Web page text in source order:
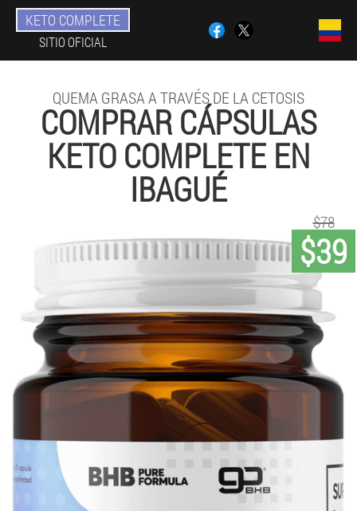
KETO COMPLETE
SITIO OFICIAL
QUEMA GRASA A TRAVÉS DE LA CETOSIS
COMPRAR CÁPSULAS
KETO COMPLETE EN
IBAGUÉ
$39
$78